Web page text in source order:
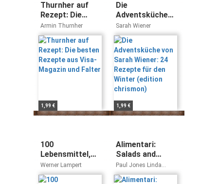
Thurnher auf
Rezept: Die
besten Rezepte
aus Visa-
Magazin und
Falter
Armin Thurnher
1,99 €
Die
Adventsküche
von Sarah
Wiener: 24
Rezepte für den
Winter (edition
chrismon)
Sarah Wiener
1,99 €
100
Lebensmittel,
die Sie glücklich
machen
Werner Lampert
Alimentari:
Salads and
other classics
from a little deli
Paul Jones Linda
Malcolm